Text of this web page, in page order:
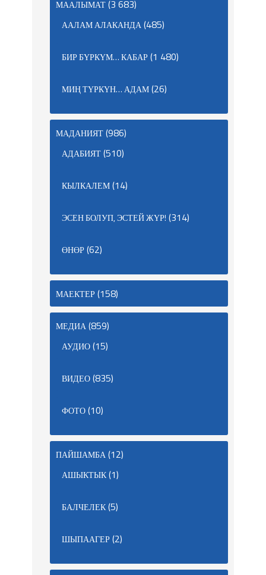
МААЛЫМАТ(3 683)
ААЛАМ АЛАКАНДА(485)
БИР БҮРКҮМ… КАБАР(1 480)
МИҢ ТҮРКҮН… АДАМ(26)
МАДАНИЯТ(986)
АДАБИЯТ(510)
КЫЛКАЛЕМ(14)
ЭСЕН БОЛУП, ЭСТЕЙ ЖҮР! (314)
ӨНӨР(62)
МАЕКТЕР(158)
МЕДИА(859)
АУДИО(15)
ВИДЕО(835)
ФОТО(10)
ПАЙШАМБА(12)
АШЫКТЫК(1)
БАЛЧЕЛЕК(5)
ШЫПААГЕР(2)